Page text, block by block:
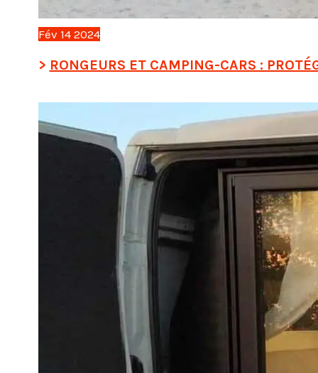
Fév 14 2024
RONGEURS ET CAMPING-CARS :